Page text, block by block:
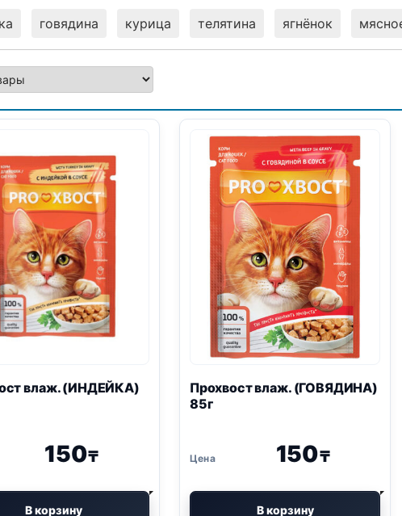
говядина курица телятина ягнёнок
влаж. (ИНДЕЙКА)
150₸
В корзину
Прохвост влаж. (ГОВЯДИНА)
85г
150₸
В корзину